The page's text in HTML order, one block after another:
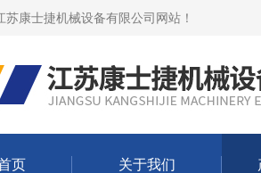
苏康士捷机械设备有限公司网站 ！
页 关于我们